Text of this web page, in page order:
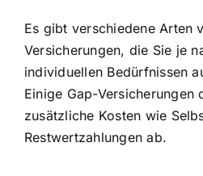
Es gibt verschiedene Arten
Versicherungen, die Sie je
individuellen Bedürfnissen
Einige Gap-Versicherungen
zusätzliche Kosten wie
Restwertzahlungen ab.